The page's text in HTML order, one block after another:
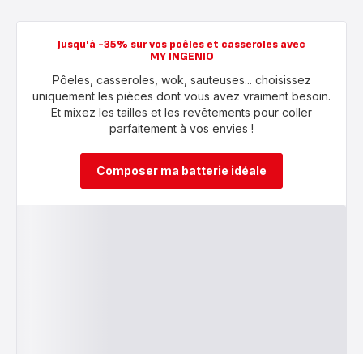
Jusqu'à -35% sur vos poêles et casseroles avec
MY INGENIO
Pôeles, casseroles, wok, sauteuses... choisissez
uniquement les pièces dont vous avez vraiment besoin.
Et mixez les tailles et les revêtements pour coller
parfaitement à vos envies !
Composer ma batterie idéale